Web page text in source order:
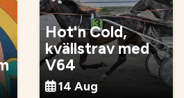
Hot'n Cold,
kvällstrav med
V64
14 Aug